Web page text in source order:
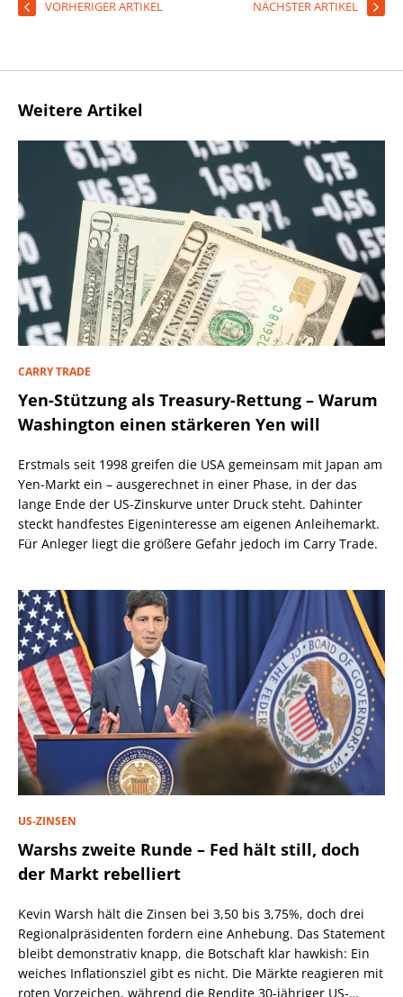
VORHERIGER ARTIKEL NÄCHSTER ARTIKEL
Weitere Artikel
CARRY TRADE
Yen-Stützung als Treasury-Rettung – Warum
Washington einen stärkeren Yen will
Erstmals seit 1998 greifen die USA gemeinsam mit Japan am
Yen-Markt ein – ausgerechnet in einer Phase, in der das
lange Ende der US-Zinskurve unter Druck steht. Dahinter
steckt handfestes Eigeninteresse am eigenen Anleihemarkt.
Für Anleger liegt die größere Gefahr jedoch im Carry Trade.
US-ZINSEN
Warshs zweite Runde – Fed hält still, doch
der Markt rebelliert
Kevin Warsh hält die Zinsen bei 3,50 bis 3,75%, doch drei
Regionalpräsidenten fordern eine Anhebung. Das Statement
bleibt demonstrativ knapp, die Botschaft klar hawkish: Ein
weiches Inflationsziel gibt es nicht. Die Märkte reagieren mit
roten Vorzeichen, während die Rendite 30-jähriger US-